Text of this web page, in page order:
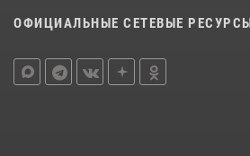
ОФИЦИАЛЬНЫЕ СЕТЕВЫЕ РЕСУРСЫ